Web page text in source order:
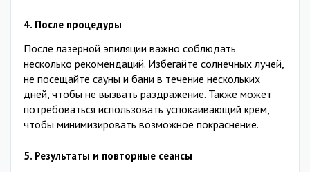
4. После процедуры
После лазерной эпиляции важно соблюдать
несколько рекомендаций. Избегайте солнечных лучей,
не посещайте сауны и бани в течение нескольких
дней, чтобы не вызвать раздражение. Также может
потребоваться использовать успокаивающий крем,
чтобы минимизировать возможное покраснение.
5. Результаты и повторные сеансы